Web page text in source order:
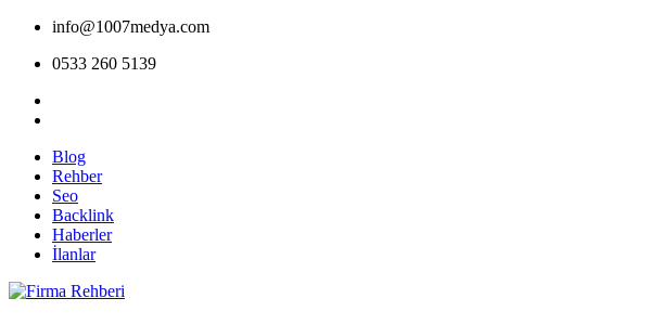
info@1007medya.com
0533 260 5139
Blog
Rehber
Seo
Backlink
Haberler
İlanlar